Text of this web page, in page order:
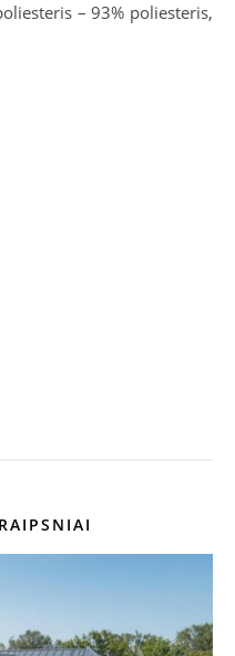
– 93% poliesteris,